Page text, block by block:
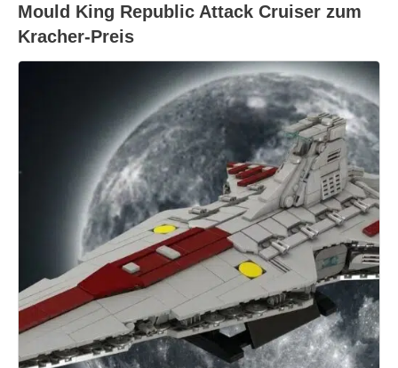
Mould King Republic Attack Cruiser zum
Kracher-Preis